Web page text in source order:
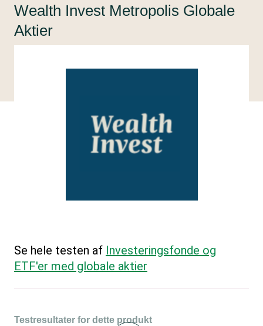
Wealth Invest Metropolis Globale
Aktier
Se hele testen af Investeringsfonde og
ETF'er med globale aktier
Testresultater for dette produkt